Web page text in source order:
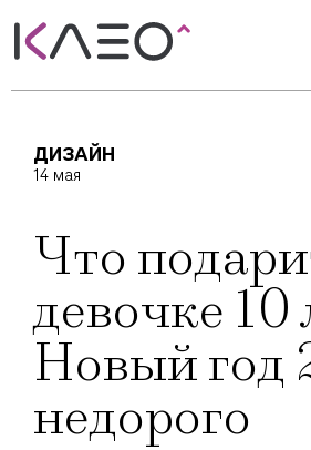
ДИЗАЙН
14 мая
Что
девочке 10
Новый год
недорого